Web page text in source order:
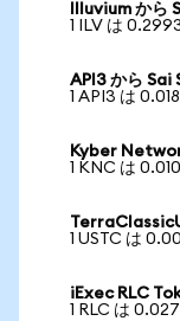
Illuvium から
1 ILV は
API3 から
1 API3 は
Kyber
1 KNC は
1 USTC は
iExec RLC
1 RLC は